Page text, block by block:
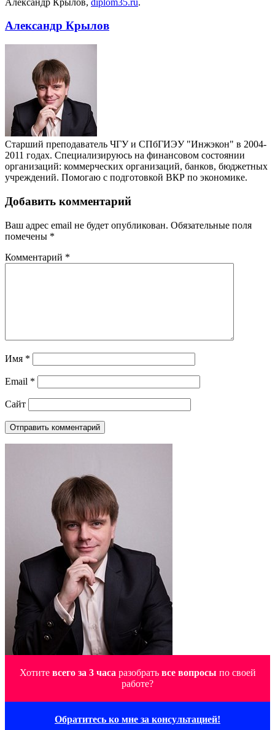
Александр Крылов
Старший преподаватель ЧГУ и СПбГИЭУ "Инжэкон" в 2004-
2011 годах. Специализируюсь на финансовом состоянии
организаций: коммерческих организаций, банков, бюджетных
учреждений. Помогаю с подготовкой ВКР по экономике.
Добавить комментарий
Ваш адрес email не будет опубликован. Обязательные поля
помечены *
Комментарий *
Имя *
Email *
Сайт
Хотите всего за 3 часа разобрать все вопросы по своей
работе?
Обратитесь ко мне за консультацией!